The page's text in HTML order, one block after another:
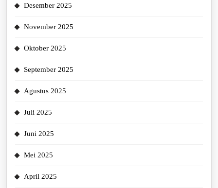
Desember 2025
November 2025
Oktober 2025
September 2025
Agustus 2025
Juli 2025
Juni 2025
Mei 2025
April 2025